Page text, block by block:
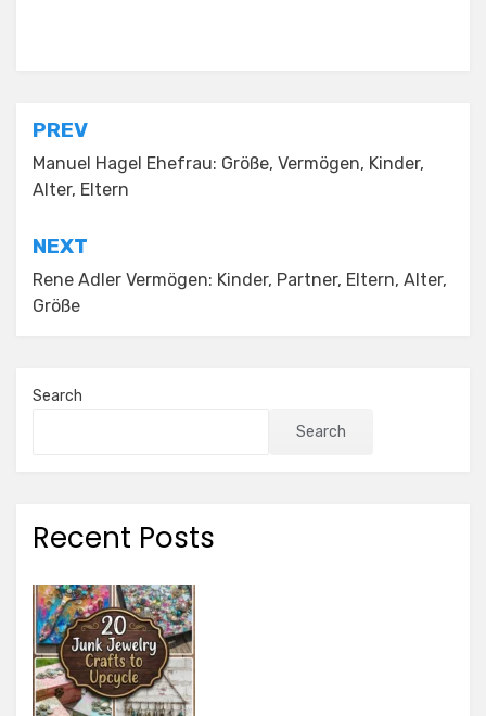
Post
navigation
PREV
Manuel Hagel Ehefrau: Größe, Vermögen, Kinder,
Alter, Eltern
NEXT
Rene Adler Vermögen: Kinder, Partner, Eltern, Alter,
Größe
Search
Search
Recent Posts